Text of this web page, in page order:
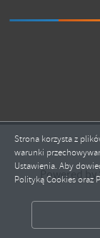
Powered by
Strona korzysta z
warunki
Ustawienia. Aby
Polityką Cookies oraz